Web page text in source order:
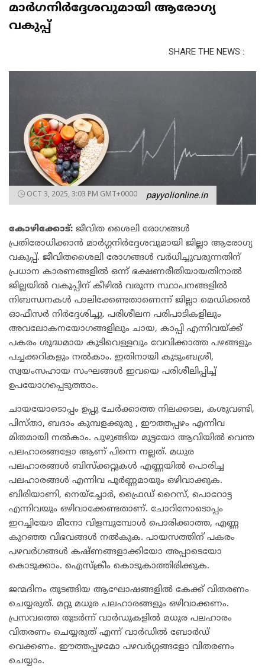
മാര്‍ഗനിര്‍ദ്ദേശവുമായി ആരോഗ്യ
വകുപ്പ്
SHARE THE NEWS :
OCT 3, 2025, 3:03 PM GMT+0000 payyolionline.in
കോ‍ഴിക്കോട്: ജീവിത ശൈലി രോഗങ്ങൾ
പ്രതിരോധിക്കാന്‍ മാര്‍ഗ്ഗനിര്‍ദ്ദേശവുമായി ജില്ലാ ആരോഗ്യ
വകുപ്പ്. ജീവിതശൈലി രോഗങ്ങള്‍ വര്‍ധിച്ചുവരുന്നതിന്
പ്രധാന കാരണങ്ങളിൽ ഒന്ന് ഭക്ഷണരീതിയായതിനാല്‍
ജില്ലയിൽ വകുപ്പിന് കീഴില്‍ വരുന്ന സ്ഥാപനങ്ങളില്‍
നിബന്ധനകള്‍ പാലിക്കേണ്ടതാണെന്ന് ജില്ലാ മെഡിക്കല്‍
ഓഫീസര്‍ നിര്‍ദ്ദേശിച്ചു. പരിശീലന പരിപാടികളിലും
അവലോകനയോഗങ്ങളിലും ചായ, കാപ്പി എന്നിവയ്ക്ക്
പകരം ശുദ്ധമായ കുടിവെള്ളവും വേവിക്കാത്ത പഴങ്ങളും
പച്ചക്കറികളും നല്‍കാം. ഇതിനായി കുടുംബശ്രീ,
സ്വയംസഹായ സംഘങ്ങള്‍ ഇവയെ പരിശീലിപ്പിച്ച്
ഉപയോഗപ്പെടുത്താം.
ചായയോടൊപ്പം ഉപ്പു ചേര്‍ക്കാത്ത നിലക്കടല, കശുവണ്ടി,
പിസ്താ, ബദാം കുമ്പളക്കുരു , ഈത്തപ്പഴം എന്നിവ
മിതമായി നല്‍കാം. പുഴുങ്ങിയ മുട്ടയോ ആവിയില്‍ വെന്ത
പലഹാരങ്ങളോ ആണ് പിന്നെ നല്ലത്. മധുര
പലഹാരങ്ങള്‍ ബിസ്‌ക്കറ്റുകള്‍ എണ്ണയില്‍ പൊരിച്ച
പലഹാരങ്ങള്‍ എന്നിവ പൂർണ്ണമായും ഒഴിവാക്കുക.
ബിരിയാണി, നെയ്‌ച്ചോര്‍, ഫ്രൈഡ് റൈസ്, പൊറോട്ട
എന്നിവയും ഒഴിവാക്കേണ്ടതാണ്. ചോറിനോടൊപ്പം
ഇറച്ചിയോ മീനോ വിളമ്പുമ്പോൾ പൊരിക്കാത്ത, എണ്ണ
കുറഞ്ഞ വിഭവങ്ങള്‍ നല്‍കുക. പായസത്തിന് പകരം
പഴവര്‍ഗങ്ങള്‍ കഷ്ണങ്ങളാക്കിയോ അപ്പാടെയോ
കൊടുക്കാം. ഐസ്‌ക്രീം കൊടുകാത്തിരിക്കുക.
ജന്മദിനം തുടങ്ങിയ ആഘോഷങ്ങളില്‍ കേക്ക് വിതരണം
ചെയ്യരുത്. മറ്റു മധുര പലഹാരങ്ങളും ഒഴിവാക്കണം.
പ്രസവത്തെ തുടര്‍ന്ന് വാര്‍ഡുകളില്‍ മധുര പലഹാരം
വിതരണം ചെയ്യരുത് എന്ന് വാര്‍ഡില്‍ ബോര്‍ഡ്
വെക്കണം. ഈത്തപ്പഴമോ പഴവര്‍ഗ്ഗങ്ങളോ വിതരണം
ചെയ്യാം.